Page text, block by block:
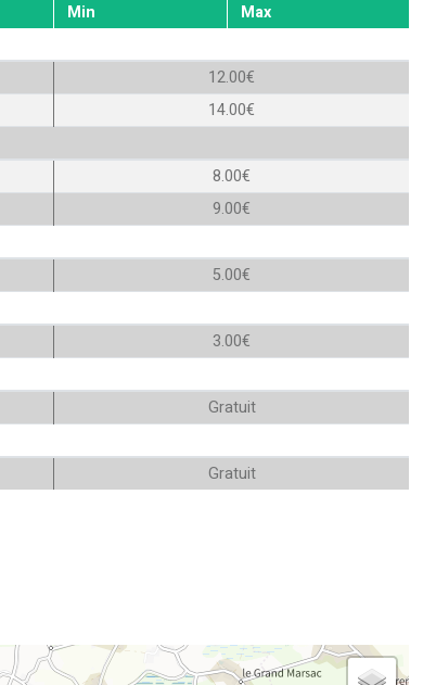
Min
Max
12.00€
14.00€
8.00€
9.00€
5.00€
3.00€
Gratuit
Gratuit